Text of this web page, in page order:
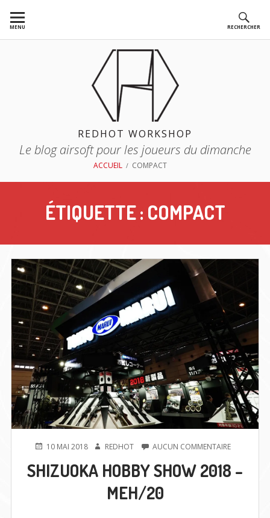
auMENU RECHERCHER
REDHOT WORKSHOP
Le blog airsoft pour les joueurs du dimanche
ACCUEIL COMPACT
ÉTIQUETTE : COMPACT
PUBLIÉ10 MAI 2018 AUTEUR
REDHOT AUCUN COMMENTAIRESUR
HOBBY
SHOW
SHIZUOKA HOBBY SHOW 2018 –
MEH/20